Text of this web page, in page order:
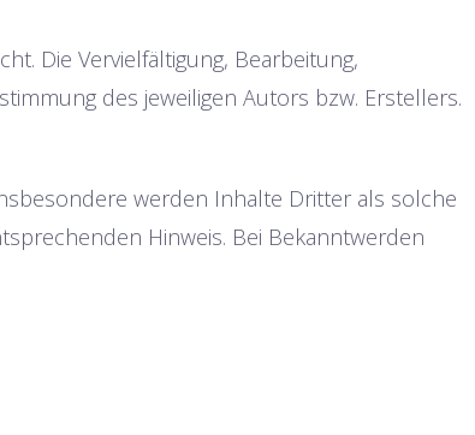
Die Vervielfältigung, Bearbeitung,
des jeweiligen Autors bzw. Erstellers.
werden Inhalte Dritter als solche
Hinweis. Bei Bekanntwerden